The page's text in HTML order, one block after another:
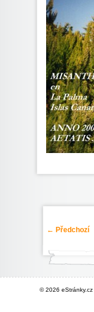
← Předchozí
© 2026 eStránky.cz